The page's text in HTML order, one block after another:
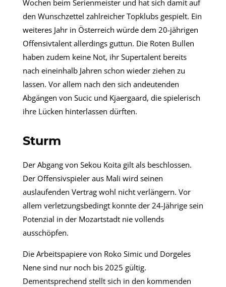
Wochen beim Serienmeister und hat sich damit auf
den Wunschzettel zahlreicher Topklubs gespielt. Ein
weiteres Jahr in Österreich würde dem 20-jährigen
Offensivtalent allerdings guttun. Die Roten Bullen
haben zudem keine Not, ihr Supertalent bereits
nach eineinhalb Jahren schon wieder ziehen zu
lassen. Vor allem nach den sich andeutenden
Abgängen von Sucic und Kjaergaard, die spielerisch
ihre Lücken hinterlassen dürften.
Sturm
Der Abgang von Sekou Koita gilt als beschlossen.
Der Offensivspieler aus Mali wird seinen
auslaufenden Vertrag wohl nicht verlängern. Vor
allem verletzungsbedingt konnte der 24-Jährige sein
Potenzial in der Mozartstadt nie vollends
ausschöpfen.
Die Arbeitspapiere von Roko Simic und Dorgeles
Nene sind nur noch bis 2025 gültig.
Dementsprechend stellt sich in den kommenden